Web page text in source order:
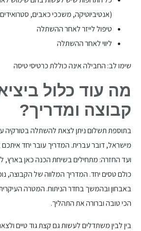
(אנטיביוטיקה, משככי כאבים,
טיפול לייזר לאחר ההשתלה
ליווי לאחר ההשתלה
שימו לב: החבילה אינה כוללת כרטיסי טיסה
מה עוד כלול
קבוצה ומדריך?
בתוספת תשלום ניתן לצאת להשתלה בטורקיה
מישראל, דובר עברית. המדריך עובר יחד
ועד החזרה: מתחילים בשיחת הכנה כאן בארץ,
כולם טסים יחד. המדריך המלווה של הקבוצה,
באבחון ובהמשך בחדר הניתוח. המטרה
הכי טובה וברורה את התהליך.
בין לבין משתדלים לעשות גם קצת גוד טיים